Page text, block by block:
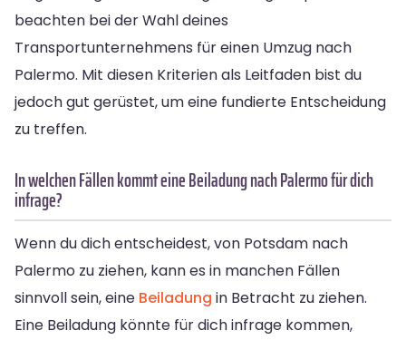
beachten bei der Wahl deines
Transportunternehmens für einen Umzug nach
Palermo. Mit diesen Kriterien als Leitfaden bist du
jedoch gut gerüstet, um eine fundierte Entscheidung
zu treffen.
In welchen Fällen kommt eine Beiladung nach Palermo für dich
infrage?
Wenn du dich entscheidest, von Potsdam nach
Palermo zu ziehen, kann es in manchen Fällen
sinnvoll sein, eine Beiladung in Betracht zu ziehen.
Eine Beiladung könnte für dich infrage kommen,